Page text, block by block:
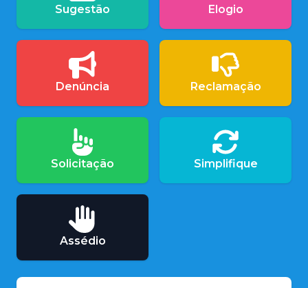
Sugestão Elogio
Denúncia Reclamação
Solicitação Simplifique
Assédio